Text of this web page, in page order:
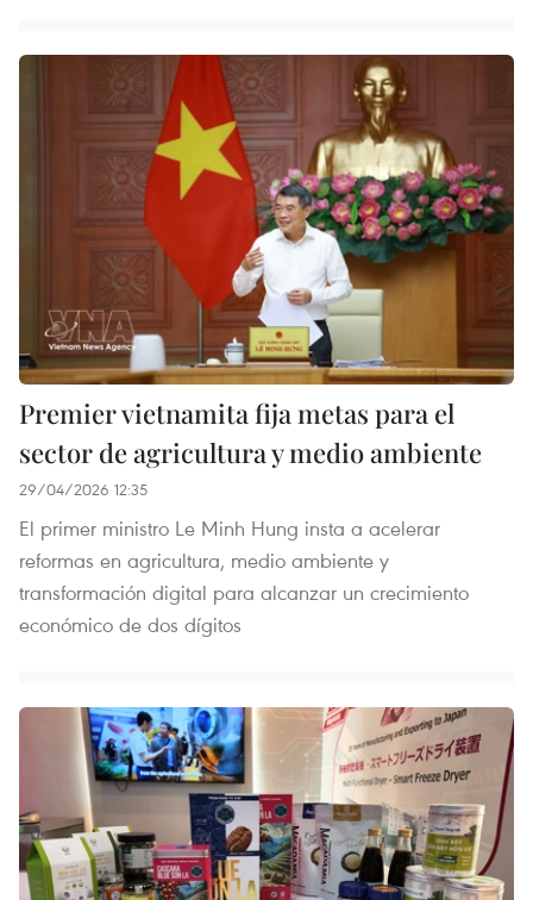
Premier vietnamita fija metas para el
sector de agricultura y medio ambiente
29/04/2026 12:35
El primer ministro Le Minh Hung insta a acelerar
reformas en agricultura, medio ambiente y
transformación digital para alcanzar un crecimiento
económico de dos dígitos